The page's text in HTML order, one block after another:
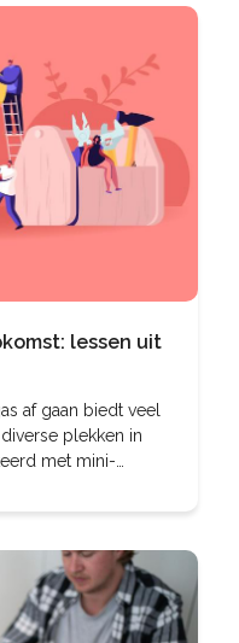
lessen uit
af gaan biedt veel
plekken in
met mini-